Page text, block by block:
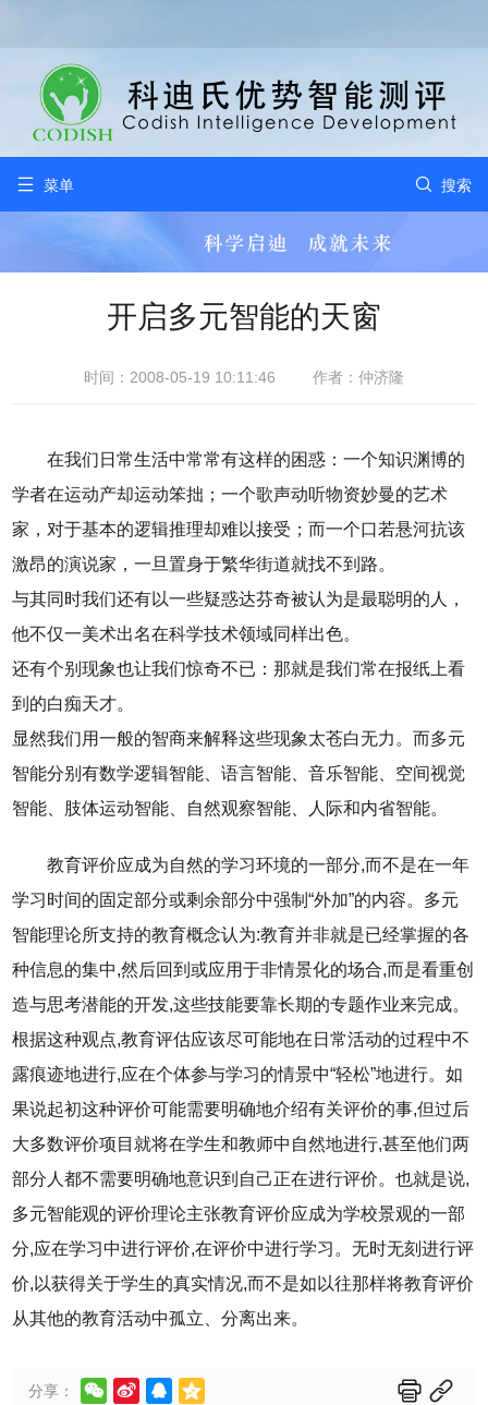
 菜单  搜索
开启多元智能的天窗
时间：2008-05-19 10:11:46 作者：仲济隆
在我们日常生活中常常有这样的困惑：一个知识渊博的
学者在运动产却运动笨拙；一个歌声动听物资妙曼的艺术
家，对于基本的逻辑推理却难以接受；而一个口若悬河抗该
激昂的演说家，一旦置身于繁华街道就找不到路。
与其同时我们还有以一些疑惑达芬奇被认为是最聪明的人，
他不仅一美术出名在科学技术领域同样出色。
还有个别现象也让我们惊奇不已：那就是我们常在报纸上看
到的白痴天才。
显然我们用一般的智商来解释这些现象太苍白无力。而多元
智能分别有数学逻辑智能、语言智能、音乐智能、空间视觉
智能、肢体运动智能、自然观察智能、人际和内省智能。
教育评价应成为自然的学习环境的一部分,而不是在一年
学习时间的固定部分或剩余部分中强制“外加”的内容。多元
智能理论所支持的教育概念认为:教育并非就是已经掌握的各
种信息的集中,然后回到或应用于非情景化的场合,而是看重创
造与思考潜能的开发,这些技能要靠长期的专题作业来完成。
根据这种观点,教育评估应该尽可能地在日常活动的过程中不
露痕迹地进行,应在个体参与学习的情景中“轻松”地进行。如
果说起初这种评价可能需要明确地介绍有关评价的事,但过后
大多数评价项目就将在学生和教师中自然地进行,甚至他们两
部分人都不需要明确地意识到自己正在进行评价。也就是说,
多元智能观的评价理论主张教育评价应成为学校景观的一部
分,应在学习中进行评价,在评价中进行学习。无时无刻进行评
价,以获得关于学生的真实情况,而不是如以往那样将教育评价
从其他的教育活动中孤立、分离出来。
分享：      